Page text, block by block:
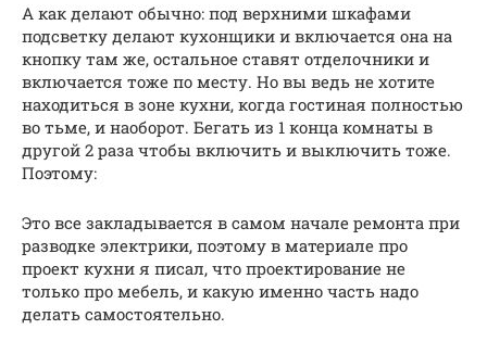
А как делают обычно: под верхними шкафами
подсветку делают кухонщики и включается она на
кнопку там же, остальное ставят отделочники и
включается тоже по месту. Но вы ведь не хотите
находиться в зоне кухни, когда гостиная полностью
во тьме, и наоборот. Бегать из 1 конца комнаты в
другой 2 раза чтобы включить и выключить тоже.
Поэтому:
Это все закладывается в самом начале ремонта при
разводке электрики, поэтому в материале про
проект кухни я писал, что проектирование не
только про мебель, и какую именно часть надо
делать самостоятельно.